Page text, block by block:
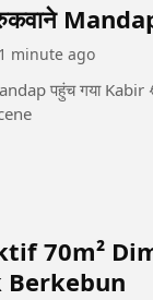
1 minute ago
पहुंच गया
70m²
Berkebun